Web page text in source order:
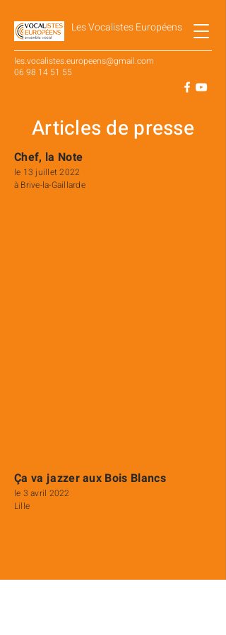
Les Vocalistes Européens
les.vocalistes.europeens@gmail.com
06 98 14 51 55
Articles de presse
Chef, la Note
le 13 juillet 2022
à Brive-la-Gaillarde
Ça va jazzer aux Bois Blancs
le 3 avril 2022
Lille